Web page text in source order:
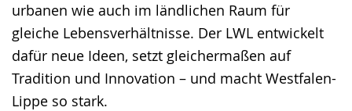
urbanen wie auch im ländlichen Raum für
gleiche Lebensverhältnisse. Der LWL entwickelt
dafür neue Ideen, setzt gleichermaßen auf
Tradition und Innovation – und macht Westfalen-
Lippe so stark.